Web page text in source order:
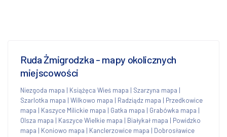
Ruda Żmigrodzka - mapy okolicznych
miejscowości
Niezgoda mapa | Książęca Wieś mapa | Szarzyna mapa |
Szarlotka mapa | Wilkowo mapa | Radziądz mapa | Przedkowice
mapa | Kaszyce Milickie mapa | Gatka mapa | Grabówka mapa |
Olsza mapa | Kaszyce Wielkie mapa | Białykał mapa | Powidzko
mapa | Koniowo mapa | Kanclerzowice mapa | Dobrosławice